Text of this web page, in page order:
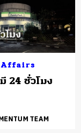
24 ชั่วโมง
TEAM